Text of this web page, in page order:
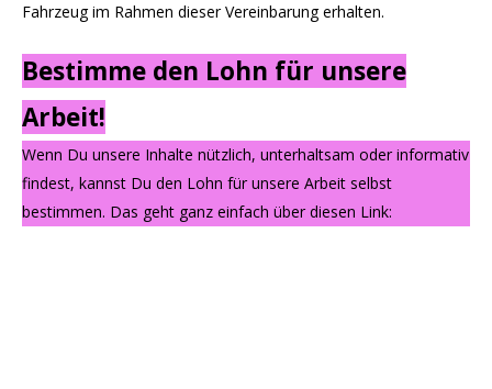
Fahrzeug im Rahmen dieser Vereinbarung erhalten.
Bestimme den Lohn für unsere
Arbeit!
Wenn Du unsere Inhalte nützlich, unterhaltsam oder informativ
findest, kannst Du den Lohn für unsere Arbeit selbst
bestimmen. Das geht ganz einfach über diesen Link: